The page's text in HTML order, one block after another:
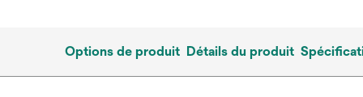
Options de produit Détails du produit